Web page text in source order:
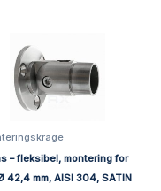
– fleksibel, montering for
42,4 mm, AISI 304, SATIN